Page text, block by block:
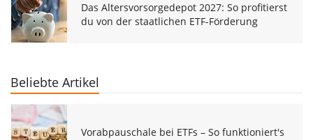
Das Altersvorsorgedepot 2027: So profitierst
du von der staatlichen ETF-Förderung
Beliebte Artikel
Vorabpauschale bei ETFs – So funktioniert's